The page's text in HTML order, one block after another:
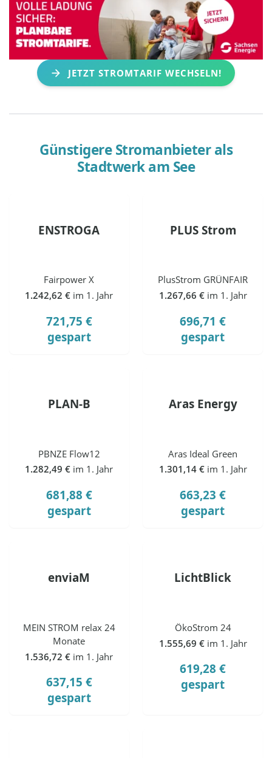
JETZT STROMTARIF WECHSELN!
Günstigere Stromanbieter als
Stadtwerk am See
ENSTROGA
Fairpower X
1.242,62 € im 1. Jahr
721,75 €
gespart
PLUS Strom
PlusStrom GRÜNFAIR
1.267,66 € im 1. Jahr
696,71 €
gespart
PLAN-B
PBNZE Flow12
1.282,49 € im 1. Jahr
681,88 €
gespart
Aras Energy
Aras Ideal Green
1.301,14 € im 1. Jahr
663,23 €
gespart
enviaM
MEIN STROM relax 24
Monate
1.536,72 € im 1. Jahr
637,15 €
gespart
LichtBlick
ÖkoStrom 24
1.555,69 € im 1. Jahr
619,28 €
gespart